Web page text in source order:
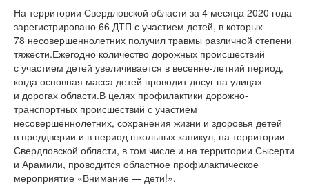
На территории Свердловской области за 4 месяца 2020 года
зарегистрировано 66 ДТП с участием детей, в которых
78 несовершеннолетних получил травмы различной степени
тяжести.Ежегодно количество дорожных происшествий
с участием детей увеличивается в весенне-летний период,
когда основная масса детей проводит досуг на улицах
и дорогах области.В целях профилактики дорожно-
транспортных происшествий с участием
несовершеннолетних, сохранения жизни и здоровья детей
в преддверии и в период школьных каникул, на территории
Свердловской области, в том числе и на территории Сысерти
и Арамили, проводится областное профилактическое
мероприятие «Внимание — дети!».